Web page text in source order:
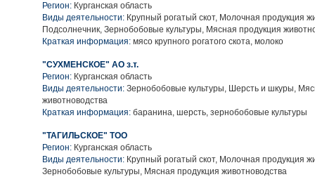
Регион: Курганская область
Виды деятельности: Крупный рогатый скот, Молочная продукция
Подсолнечник, Зернобобовые культуры, Мясная продукция
Краткая информация: мясо крупного рогатого скота, молоко
"СУХМЕНСКОЕ" АО з.т.
Регион: Курганская область
Виды деятельности: Зернобобовые культуры, Шерсть и шкуры,
животноводства
Краткая информация: баранина, шерсть, зернобобовые культуры
"ТАГИЛЬСКОЕ" ТОО
Регион: Курганская область
Виды деятельности: Крупный рогатый скот, Молочная продукция
Зернобобовые культуры, Мясная продукция животноводства